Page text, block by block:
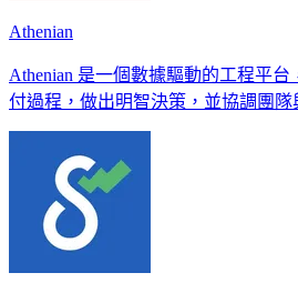
Athenian
Athenian 是一個數據驅動的工程平
付過程，做出明智決策，並協調團隊